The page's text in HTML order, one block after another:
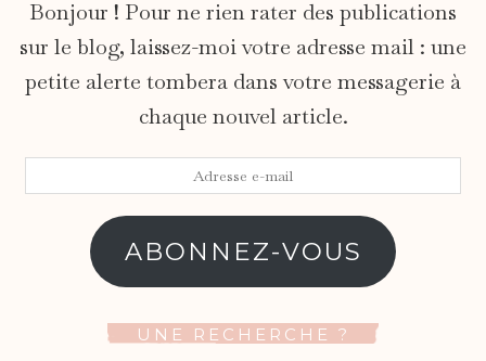
Bonjour ! Pour ne rien rater des publications
sur le blog, laissez-moi votre adresse mail : une
petite alerte tombera dans votre messagerie à
chaque nouvel article.
ABONNEZ-VOUS
UNE RECHERCHE ?